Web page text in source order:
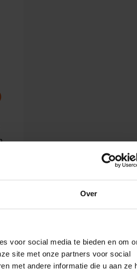
Over
voor social media te bieden en om
site met onze partners voor social
met andere informatie die u aan ze